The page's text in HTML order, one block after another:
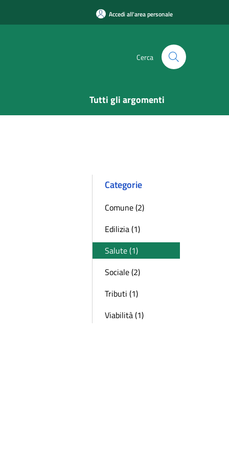
Accedi all'area personale
Cerca
Tutti gli argomenti
Categorie
Comune (2)
Edilizia (1)
Salute (1)
Sociale (2)
Tributi (1)
Viabilità (1)